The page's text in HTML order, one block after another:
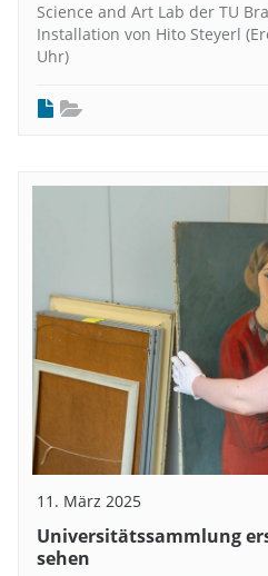
Science and Art Lab der TU
Installation von Hito Steyerl
Uhr)
11. März 2025
Universitätssammlung
sehen